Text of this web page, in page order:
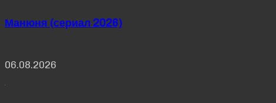
Манюня (сериал 2026)
06.08.2026